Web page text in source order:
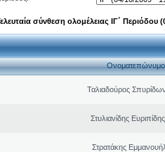
σύνθεση ολομέλειας ΙΓ΄ Περιόδου
Ονοματεπώνυμο
Ταλιαδούρος
Στυλιανίδης
Στρατάκης